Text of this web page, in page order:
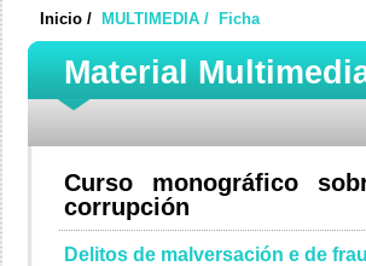
Inicio / MULTIMEDIA / Ficha
Material
Curso monográfico
corrupción
Delitos de malversación e de